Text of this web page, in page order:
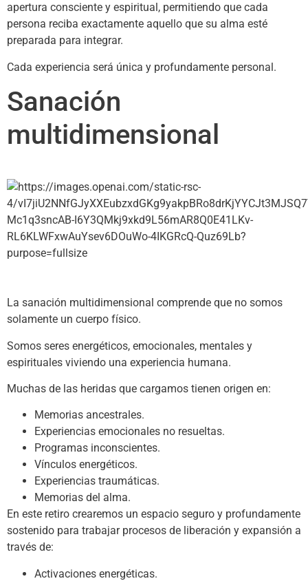
apertura consciente y espiritual, permitiendo que cada
persona reciba exactamente aquello que su alma esté
preparada para integrar.
Cada experiencia será única y profundamente personal.
Sanación
multidimensional
La sanación multidimensional comprende que no somos
solamente un cuerpo físico.
Somos seres energéticos, emocionales, mentales y
espirituales viviendo una experiencia humana.
Muchas de las heridas que cargamos tienen origen en:
Memorias ancestrales.
Experiencias emocionales no resueltas.
Programas inconscientes.
Vínculos energéticos.
Experiencias traumáticas.
Memorias del alma.
En este retiro crearemos un espacio seguro y profundamente
sostenido para trabajar procesos de liberación y expansión a
través de:
Activaciones energéticas.